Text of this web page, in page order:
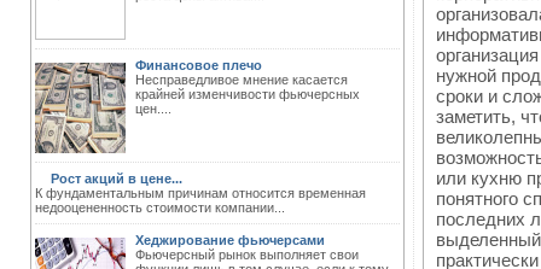
Финансовое плечо
Несправедливое мнение касается
крайней изменчивости фьючерсных
цен....
Рост акций в цене...
К фундаментальным причинам относится временная
недооцененность стоимости компании...
Хеджирование фьючерсами
Фьючерсный рынок выполняет свои
нужной
сроки и
заметить,
или кухню
понятного
последних